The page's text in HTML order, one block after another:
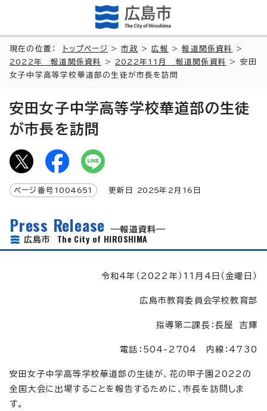
現在の位置： トップページ >市政 >広報 >報道関係資料
>
2022年 報道関係資料
> 2022年11月 報道関係資料
> 安田
女子中学高等学校華道部の生徒が市長を訪問
安田女子中学高等学校華道部の生徒
が市長を訪問
ページ番号 1004651 更新日 2025年2月 16 日
Press Release
報道資料
広島市 The City of HIROSHIMA
令和4年（2022年）11月4日（金曜日）
広島市教育委員会学校教育部
指導第二課長：長屋 吉輝
電話：504-2704 内線：4730
安田女子中学高等学校華道部の生徒が、花の甲子園2022の
全国大会に出場することを報告するために、市長を訪問しま
す。